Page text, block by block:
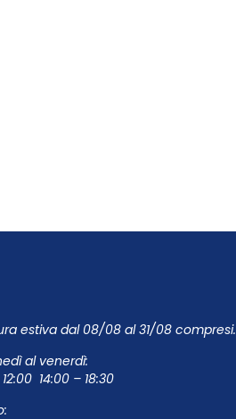
estiva dal 08/08 al 31/08 compresi.
al venerdì:
14:00 – 18:30